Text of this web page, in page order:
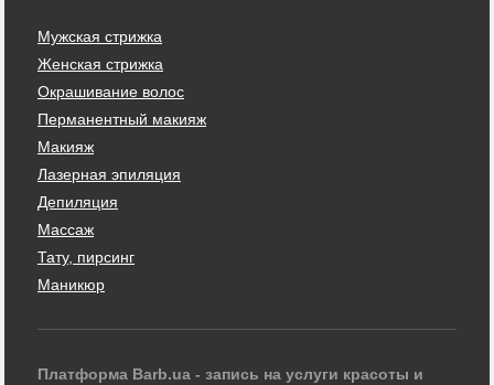
Мужская стрижка
Женская стрижка
Окрашивание волос
Перманентный макияж
Макияж
Лазерная эпиляция
Депиляция
Массаж
Тату, пирсинг
Маникюр
Платформа Barb.ua - запись на услуги красоты и